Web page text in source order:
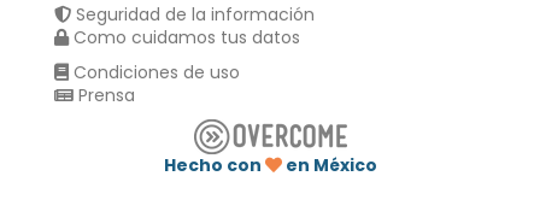
Seguridad de la información
Como cuidamos tus datos
Condiciones de uso
Prensa
Hecho con
en México